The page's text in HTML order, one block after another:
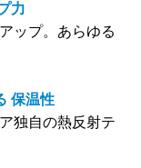
力
ップ。あらゆる
保温性
独自の熱反射テ